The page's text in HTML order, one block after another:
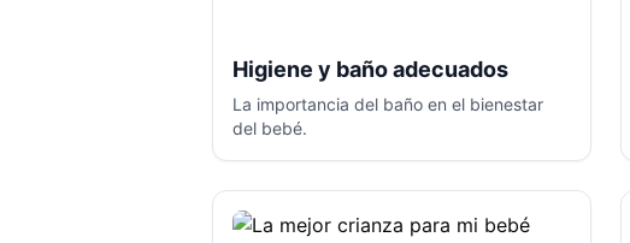
Higiene y baño adecuados
La importancia del baño en el bienestar
del bebé.